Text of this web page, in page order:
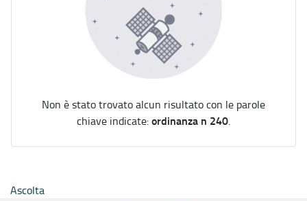
Non è stato trovato alcun risultato con le parole
chiave indicate:ordinanza n 240.
Ascolta